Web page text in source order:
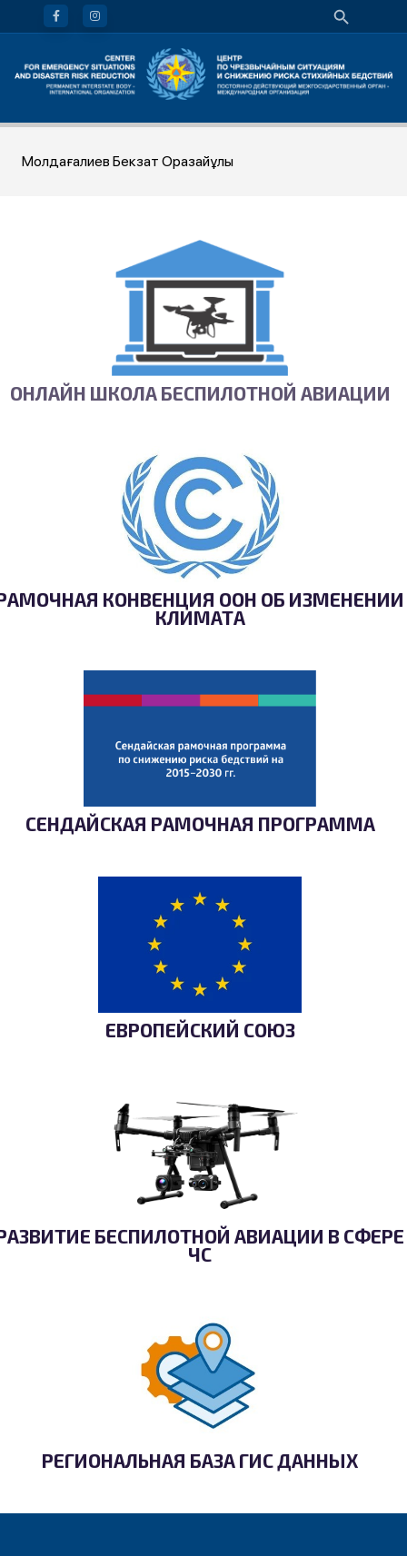
Молдағалиев Бекзат Оразайұлы
ОНЛАЙН ШКОЛА БЕСПИЛОТНОЙ АВИАЦИИ
КОНВЕНЦИЯ ООН ОБ ИЗМЕНЕНИИ
КЛИМАТА
СЕНДАЙСКАЯ РАМОЧНАЯ ПРОГРАММА
ЕВРОПЕЙСКИЙ СОЮЗ
БЕСПИЛОТНОЙ АВИАЦИИ В СФЕРЕ
ЧС
РЕГИОНАЛЬНАЯ БАЗА ГИС ДАННЫХ